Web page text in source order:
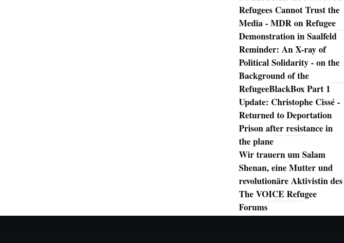
Refugees Cannot Trust the
Media - MDR on Refugee
Demonstration in Saalfeld
Reminder: An X-ray of
Political Solidarity - on the
Background of the
RefugeeBlackBox Part 1
Update: Christophe Cissé -
Returned to Deportation
Prison after resistance in
the plane
Wir trauern um Salam
Shenan, eine Mutter und
revolutionäre Aktivistin des
The VOICE Refugee
Forums